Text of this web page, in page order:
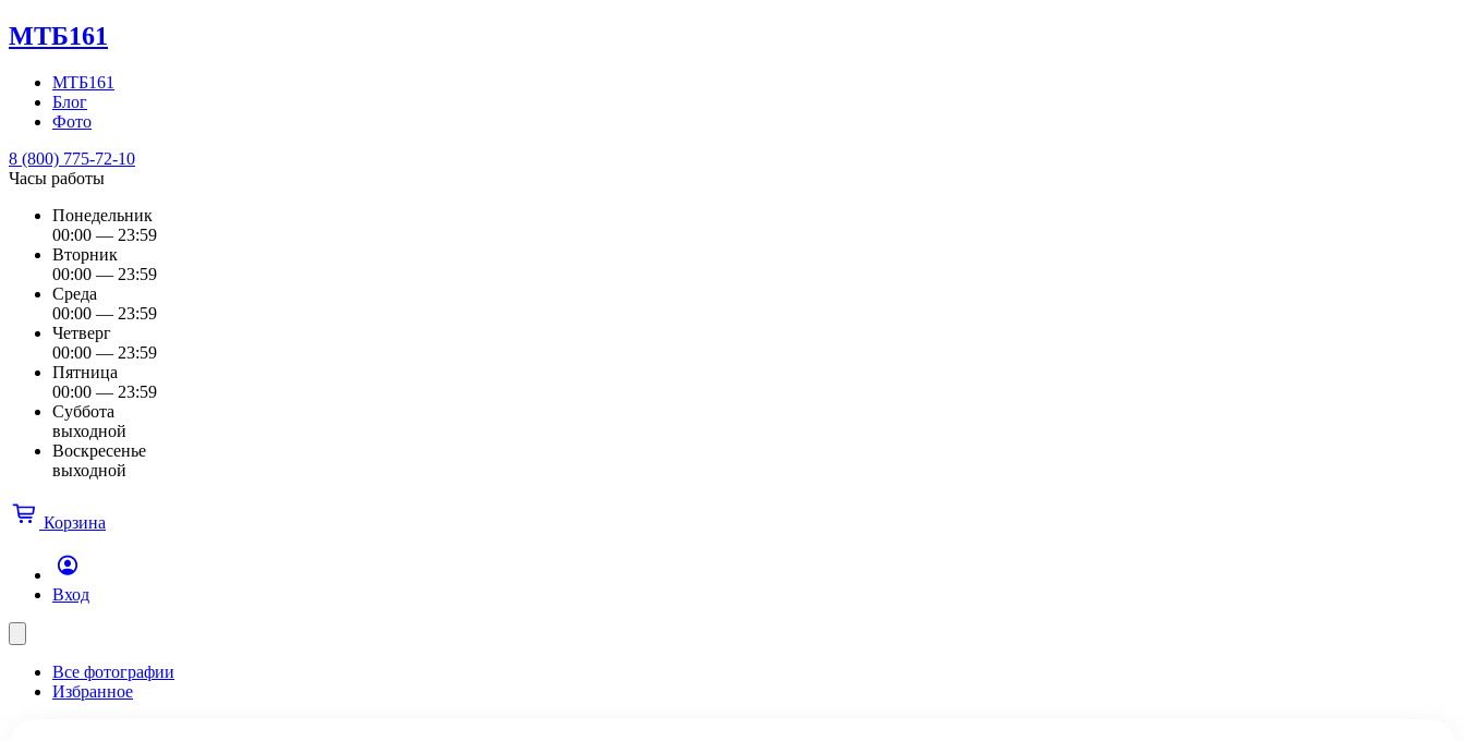
МТБ161
МТБ161
Блог
Фото
8 (800) 775-72-10
Часы работы
Понедельник
00:00 — 23:59
Вторник
00:00 — 23:59
Среда
00:00 — 23:59
Четверг
00:00 — 23:59
Пятница
00:00 — 23:59
Суббота
выходной
Воскресенье
выходной
Корзина
Вход
Все фотографии
Избранное